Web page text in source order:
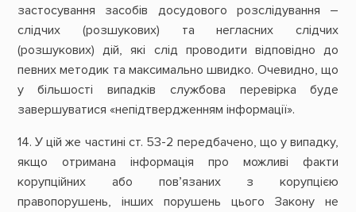
застосування засобів досудового розслідування –
слідчих (розшукових) та негласних слідчих
(розшукових) дій, які слід проводити відповідно до
певних методик та максимально швидко. Очевидно, що
у більшості випадків службова перевірка буде
завершуватися «непідтвердженням інформації».
14. У цій же частині ст. 53-2 передбачено, що у випадку,
якщо отримана інформація про можливі факти
корупційних або пов’язаних з корупцією
правопорушень, інших порушень цього Закону не